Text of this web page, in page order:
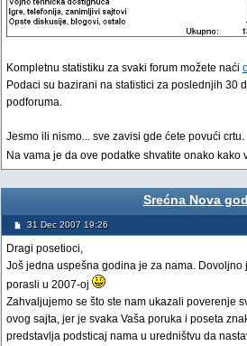
Kompletnu statistiku za svaki forum možete naći
Podaci su bazirani na statistici za poslednjih 30
podforuma.
Jesmo ili nismo... sve zavisi gde ćete povući crtu.
Na vama je da ove podatke shvatite onako kako
Srećna Nova
31 Dec 2007 19:26
Dragi posetioci,
Još jedna uspešna godina je za nama. Dovoljno
porasli u 2007-oj
Zahvaljujemo se što ste nam ukazali poverenje
ovog sajta, jer je svaka Vaša poruka i poseta
predstavlja podsticaj nama u uredništvu da